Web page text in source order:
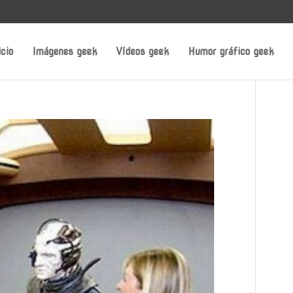
Imágenes geek Vídeos geek Humor gráfico geek